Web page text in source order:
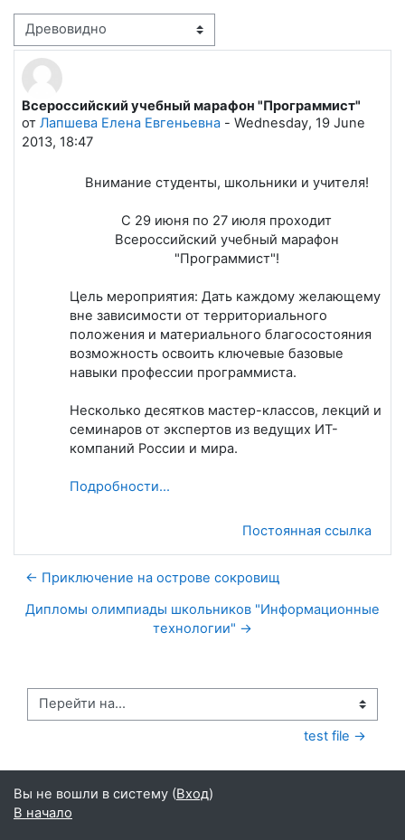
Режим отображения
Всероссийский учебный марафон "Программист"
от Лапшева Елена Евгеньевна - Wednesday, 19 June
2013, 18:47
Количество ответов: 0
Внимание студенты, школьники и учителя!
С 29 июня по 27 июля проходит
Всероссийский учебный марафон
"Программист"!
Цель мероприятия: Дать каждому желающему
вне зависимости от территориального
положения и материального благосостояния
возможность освоить ключевые базовые
навыки профессии программиста.
Несколько десятков мастер-классов, лекций и
семинаров от экспертов из ведущих ИТ-
компаний России и мира.
Подробности...
Постоянная ссылка
← Приключение на острове сокровищ
Дипломы олимпиады школьников "Информационные
технологии" →
Перейти на...
test file →
Вы не вошли в систему (Вход)
В начало